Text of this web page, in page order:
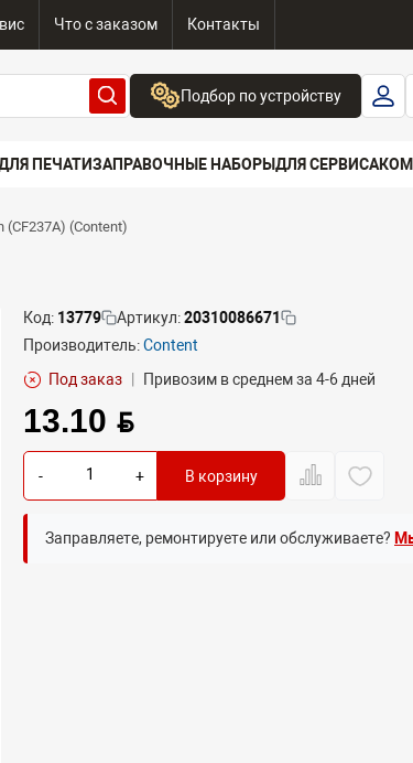
Что с заказом Контакты
Подбор по устройству
Выберите бренд
ПЕЧАТИЗАПРАВОЧНЫЕ НАБОРЫДЛЯ СЕРВИСА
(Content)
Код: 13779 Артикул:20310086671
Производитель:Content
Под заказ
Привозим в среднем за 4-6 дней
13.10 BYN
- + В корзину
Заправляете, ремонтируете или обслуживаете?